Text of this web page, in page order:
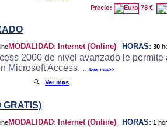
Precio:
78 €
MODALIDAD: Internet (Online) HORAS: 30
2000 de nivel avanzado le
Microsoft Access. ..Leer mas>>
🔍Ver mas
GRATIS)
MODALIDAD: Internet (Online) HORAS: 1